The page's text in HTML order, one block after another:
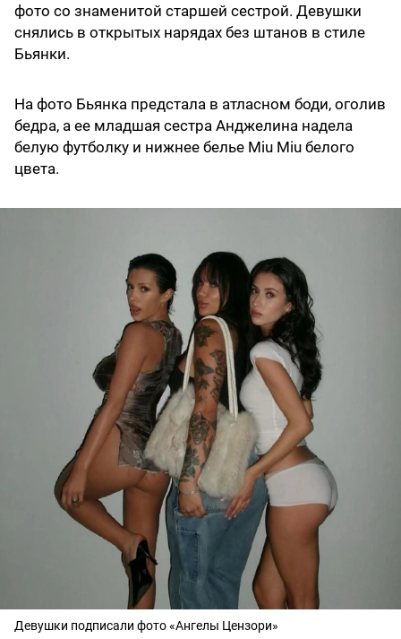
фото со знаменитой старшей сестрой. Девушки
снялись в открытых нарядах без штанов в стиле
Бьянки.
На фото Бьянка предстала в атласном боди, оголив
бедра, а ее младшая сестра Анджелина надела
белую футболку и нижнее белье Miu Miu белого
цвета.
Девушки подписали фото «Ангелы Цензори»